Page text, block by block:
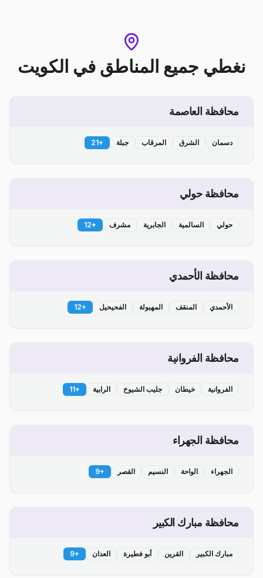
نغطي جميع المناطق في الكويت
محافظة العاصمة
دسمان الشرق المرقاب جبلة +
21
محافظة حولي
حولي السالمية الجابرية مشرف +
12
محافظة الأحمدي
الأحمدي المنقف المهبولة الفحيحيل +
12
محافظة الفروانية
الفروانية خيطان جليب الشيوخ الرابية +
11
محافظة الجهراء
الجهراء الواحة النسيم القصر +
9
محافظة مبارك الكبير
مبارك الكبير القرين أبو فطيرة العدان +
9